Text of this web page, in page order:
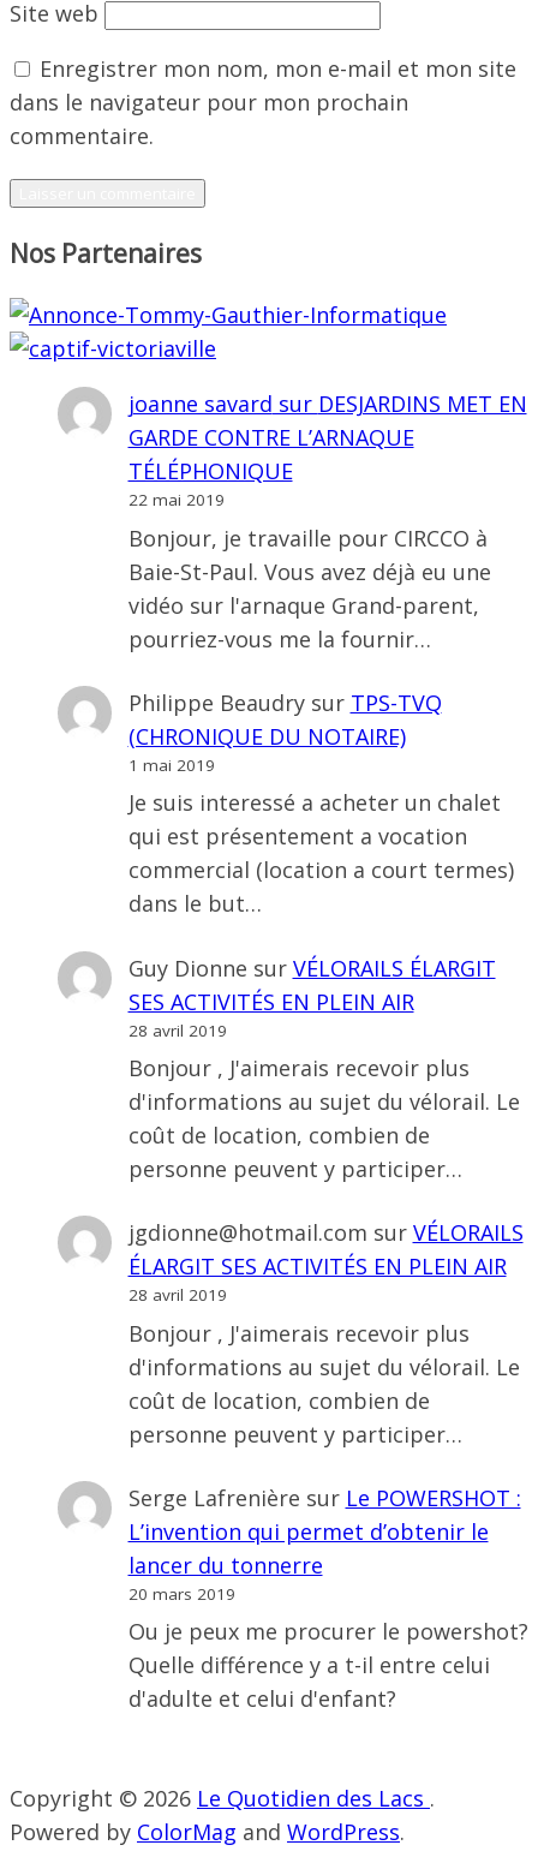
Site web
Enregistrer mon nom, mon e-mail et mon site
dans le navigateur pour mon prochain
commentaire.
Nos Partenaires
joanne savard sur DESJARDINS MET EN
GARDE CONTRE L’ARNAQUE
TÉLÉPHONIQUE
22 mai 2019
Bonjour, je travaille pour CIRCCO à
Baie-St-Paul. Vous avez déjà eu une
vidéo sur l'arnaque Grand-parent,
pourriez-vous me la fournir…
Philippe Beaudrysur TPS-TVQ
(CHRONIQUE DU NOTAIRE)
1 mai 2019
Je suis interessé a acheter un chalet
qui est présentement a vocation
commercial (location a court termes)
dans le but…
Guy Dionne sur VÉLORAILS ÉLARGIT
SES ACTIVITÉS EN PLEIN AIR
28 avril 2019
Bonjour , J'aimerais recevoir plus
d'informations au sujet du vélorail. Le
coût de location, combien de
personne peuvent y participer…
jgdionne@hotmail.com sur VÉLORAILS
ÉLARGIT SES ACTIVITÉS EN PLEIN AIR
28 avril 2019
Bonjour , J'aimerais recevoir plus
d'informations au sujet du vélorail. Le
coût de location, combien de
personne peuvent y participer…
Serge Lafrenière sur Le POWERSHOT :
L’invention qui permet d’obtenir le
lancer du tonnerre
20 mars 2019
Ou je peux me procurer le powershot?
Quelle différence y a t-il entre celui
d'adulte et celui d'enfant?
Copyright © 2026 Le Quotidien des Lacs .
Powered by ColorMag and WordPress.